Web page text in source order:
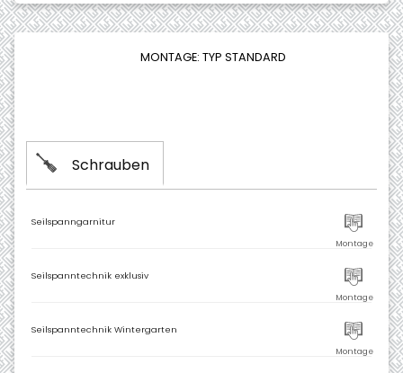
MONTAGE: TYP STANDARD
Schrauben
Seilspanngarnitur
Seilspanntechnik exklusiv
Seilspanntechnik Wintergarten